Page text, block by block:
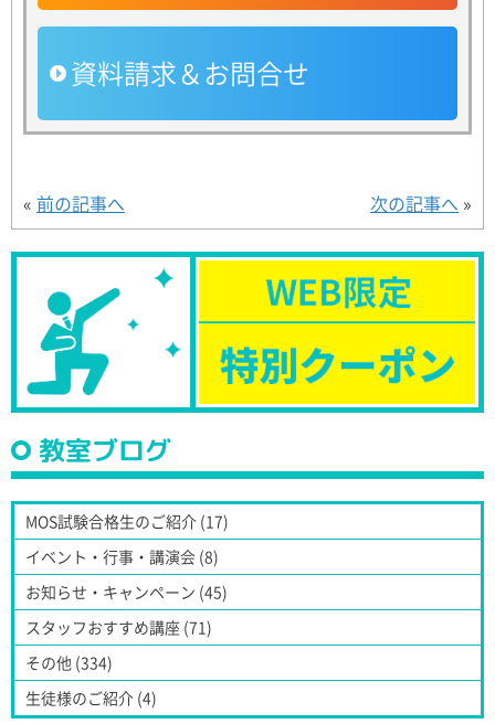
資料請求＆お問合せ
« 前の記事へ 次の記事へ »
教室ブログ
MOS試験合格生のご紹介 (17)
イベント・行事・講演会 (8)
お知らせ・キャンペーン (45)
スタッフおすすめ講座 (71)
その他 (334)
生徒様のご紹介 (4)